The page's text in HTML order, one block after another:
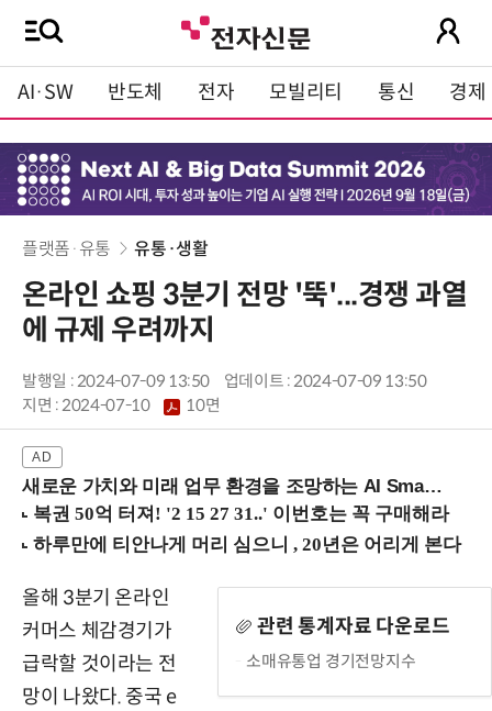
AI·SW 반도체 전자 모빌리티 통신 경제
플랫폼·유통 유통·생활
온라인 쇼핑 3분기 전망 '뚝'...경쟁 과열
에 규제 우려까지
발행일 : 2024-07-09 13:50
업데이트 : 2024-07-09 13:50
지면 :2024-07-10 10면
새로운 가치와 미래 업무 환경을 조망하는 AI Smart Work Summit 2026 (9/11 코엑스)
관련 통계자료 다운로드
소매유통업 경기전망지수
올해 3분기 온라인
커머스 체감경기가
급락할 것이라는 전
망이 나왔다. 중국 e